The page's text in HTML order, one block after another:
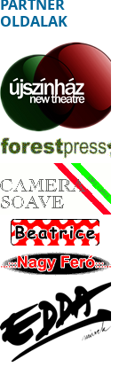
PARTNER
OLDALAK